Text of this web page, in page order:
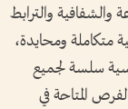
والشفافية والترابط
متكاملة ومحايدة،
سلسة لجميع
المتاحة في